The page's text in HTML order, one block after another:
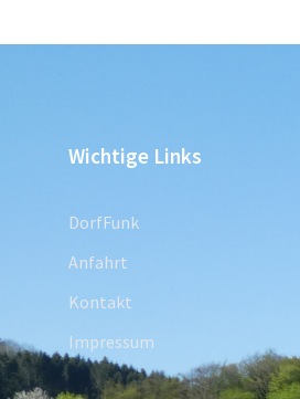
Wichtige Links
DorfFunk
Anfahrt
Kontakt
Impressum